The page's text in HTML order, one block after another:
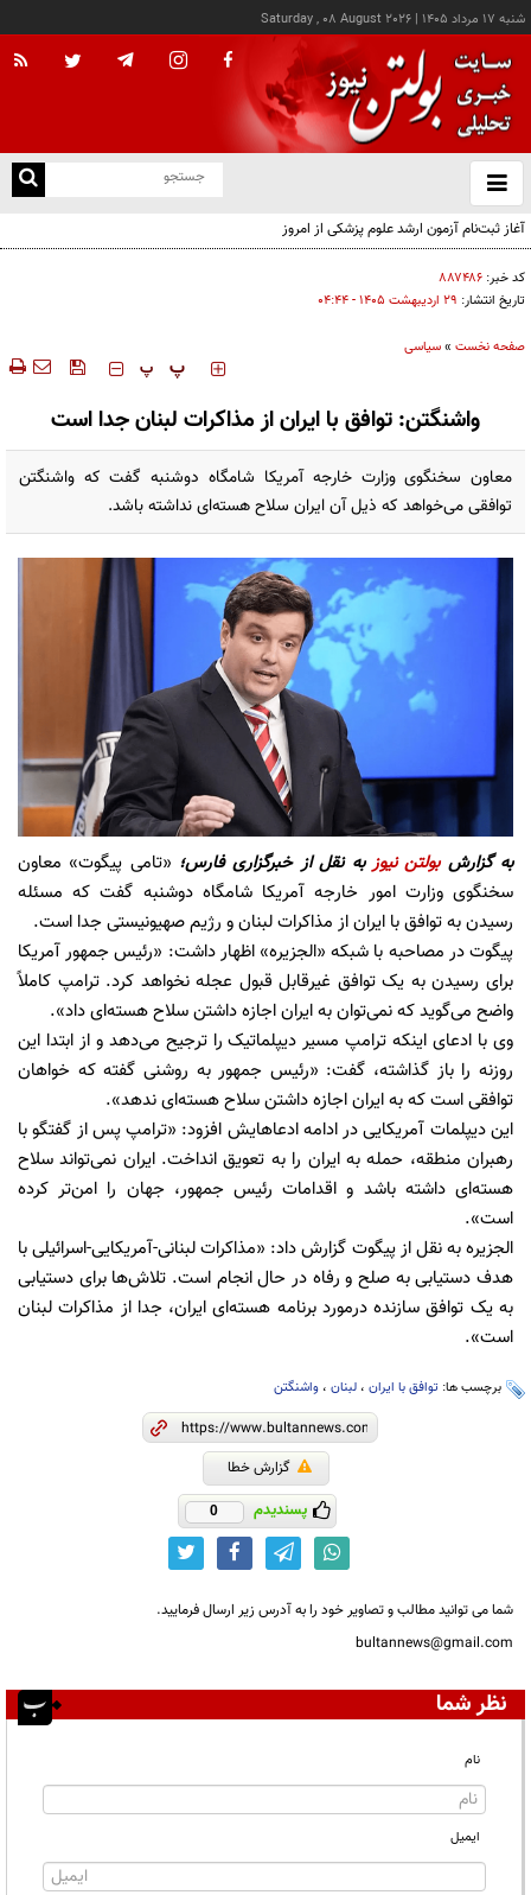
شنبه ۱۷ مرداد ۱۴۰۵ |
Saturday , 08 August 2026
باز
و
آغاز ثبت‌نام آزمون ارشد علوم پزشکی از امروز
کد خبر: ۸۸۷۴۸۶
تاریخ انتشار: ۲۹ ارديبهشت ۱۴۰۵ - ۰۴:۴۴
صفحه نخست »سیاسی
‍‍‍ پ پ
واشنگتن: توافق با ایران از مذاکرات لبنان جدا است
معاون سخنگوی وزارت خارجه آمریکا شامگاه دوشنبه گفت که واشنگتن
توافقی می‌خواهد که ذیل آن ایران سلاح هسته‌ای نداشته باشد.
به گزارشبولتن نیوزبه نقل ازخبرگزاری فارس؛ «تامی پیگوت» معاون
سخنگوی وزارت امور خارجه آمریکا شامگاه دوشنبه گفت که مسئله
رسیدن به توافق با ایران از مذاکرات لبنان و رژیم صهیونیستی جدا است.
پیگوت در مصاحبه با شبکه «الجزیره» اظهار داشت: «رئیس جمهور آمریکا
برای رسیدن به یک توافق غیرقابل قبول عجله نخواهد کرد. ترامپ کاملاً
واضح می‌گوید که نمی‌توان به ایران اجازه داشتن سلاح هسته‌ای داد».
وی با ادعای اینکه ترامپ مسیر دیپلماتیک را ترجیح می‌دهد و از ابتدا این
روزنه را باز گذاشته، گفت: «رئیس جمهور به روشنی گفته که خواهان
توافقی است که به ایران اجازه داشتن سلاح هسته‌ای ندهد».
این دیپلمات آمریکایی در ادامه ادعاهایش افزود: «ترامپ پس از گفتگو با
رهبران منطقه، حمله به ایران را به تعویق انداخت. ایران نمی‌تواند سلاح
هسته‌ای داشته باشد و اقدامات رئیس جمهور، جهان را امن‌تر کرده
است».
الجزیره به نقل از پیگوت گزارش داد: «مذاکرات لبنانی-آمریکایی-اسرائیلی با
هدف دستیابی به صلح و رفاه در حال انجام است. تلاش‌ها برای دستیابی
به یک توافق سازنده درمورد برنامه هسته‌ای ایران، جدا از مذاکرات لبنان
است».
برچسب ها: توافق با ایران ، لبنان ، واشنگتن
گزارش خطا
پسندیدم 0
شما می توانید مطالب و تصاویر خود را به آدرس زیر ارسال فرمایید.
bultannews@gmail.com
نظر شما
نام
ایمیل